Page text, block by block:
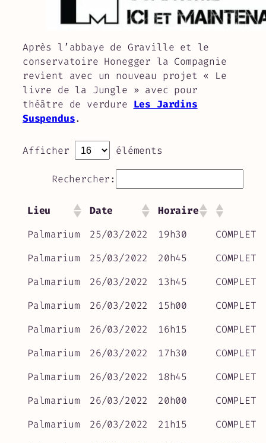
Après l’abbaye de Graville et le
conservatoire Honegger la Compagnie
revient avec un nouveau projet « Le
livre de la Jungle » avec pour
théâtre de verdure Les Jardins
Suspendus.
Afficher éléments
Rechercher:
Lieu Date
Horaire
Palmarium
25/03/2022 19h30
COMPLET
Palmarium
25/03/2022 20h45
COMPLET
Palmarium
26/03/2022 13h45
COMPLET
Palmarium
26/03/2022 15h00
COMPLET
Palmarium
26/03/2022 16h15
COMPLET
Palmarium
26/03/2022 17h30
COMPLET
Palmarium
26/03/2022 18h45
COMPLET
Palmarium
26/03/2022 20h00
COMPLET
Palmarium
26/03/2022 21h15
COMPLET